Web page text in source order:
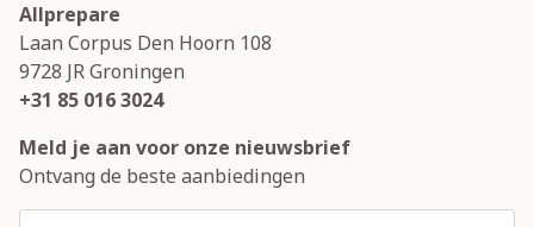
Allprepare
Laan Corpus Den Hoorn 108
9728 JRGroningen
+31 85 016 3024
Meld je aan voor onze nieuwsbrief
Ontvang de beste aanbiedingen